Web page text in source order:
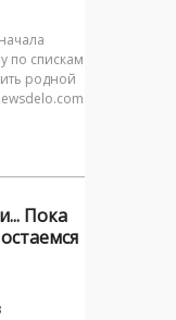
по спискам
родной
Пока